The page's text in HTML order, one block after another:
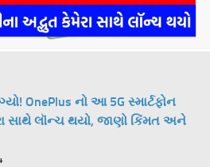
OnePlus નો આ 5G સ્માર્ટફોન
સાથે લૉન્ચ થયો, જાણો કિંમત અને